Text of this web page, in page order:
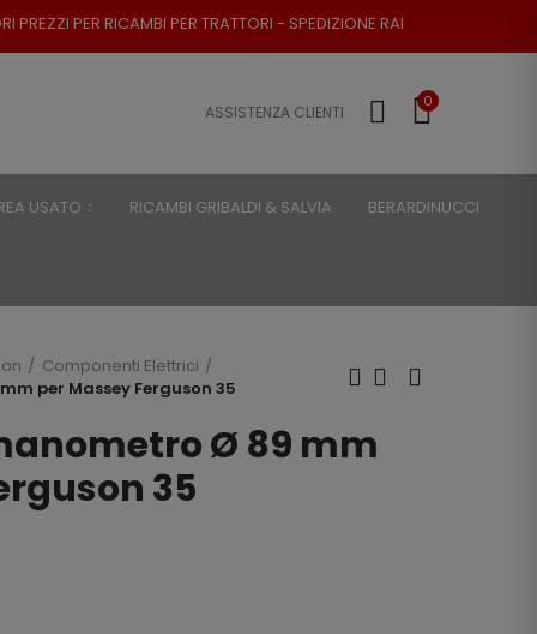
PER TRATTORI - SPEDIZIONE RAPIDA - RESO POSSIBILE
ASSISTENZA CLIENTI
0
USATO RICAMBI GRIBALDI & SALVIA BERARDINUCCI
Componenti Elettrici
per Massey Ferguson 35
Ø 89 mm
35